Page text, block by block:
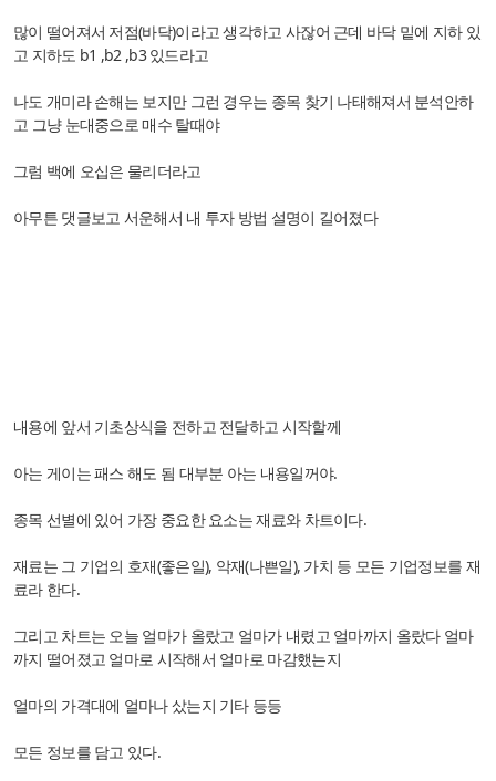
많이 떨어져서 저점(바닥)이라고 생각하고 사잖어 근데 바닥 밑에 지하 있
고 지하도 b1 ,b2 ,b3 있드라고
나도 개미라 손해는 보지만 그런 경우는 종목 찾기 나태해져서 분석안하
고 그냥 눈대중으로 매수 탈때야
그럼 백에 오십은 물리더라고
아무튼 댓글보고 서운해서 내 투자 방법 설명이 길어졌다
내용에 앞서 기초상식을 전하고 전달하고 시작할께
아는 게이는 패스 해도 됨 대부분 아는 내용일꺼야.
종목 선별에 있어 가장 중요한 요소는 재료와 차트이다.
재료는 그 기업의 호재(좋은일), 악재(나쁜일), 가치 등 모든 기업정보를 재
료라 한다.
그리고 차트는 오늘 얼마가 올랐고 얼마가 내렸고 얼마까지 올랐다 얼마
까지 떨어졌고 얼마로 시작해서 얼마로 마감했는지
얼마의 가격대에 얼마나 샀는지 기타 등등
모든 정보를 담고 있다.